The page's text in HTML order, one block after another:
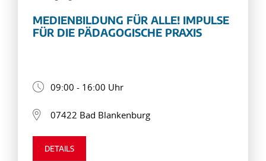
MEDIENBILDUNG FÜR ALLE! IMPULSE
FÜR DIE PÄDAGOGISCHE PRAXIS
09:00 - 16:00 Uhr
07422 Bad Blankenburg
DETAILS